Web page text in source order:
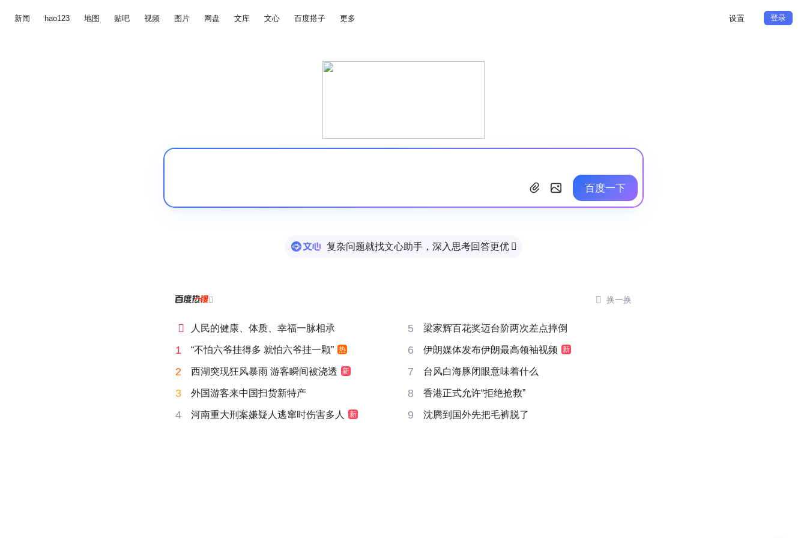
新闻 hao123 地图 贴吧 视频 图片 网盘 文库 文心 百度搭子 更多 设置 登录
百度一下
复杂问题就找文心助手，深入思考回答更优 
  换一换
 人民的健康、体质、幸福一脉相承 5 梁家辉百花奖迈台阶两次差点摔倒
1 “不怕六爷挂得多 就怕六爷挂一颗” 热 6 伊朗媒体发布伊朗最高领袖视频 新
2 西湖突现狂风暴雨 游客瞬间被浇透 新 7 台风白海豚闭眼意味着什么
3 外国游客来中国扫货新特产 8 香港正式允许“拒绝抢救”
4 河南重大刑案嫌疑人逃窜时伤害多人 新 9 沈腾到国外先把毛裤脱了